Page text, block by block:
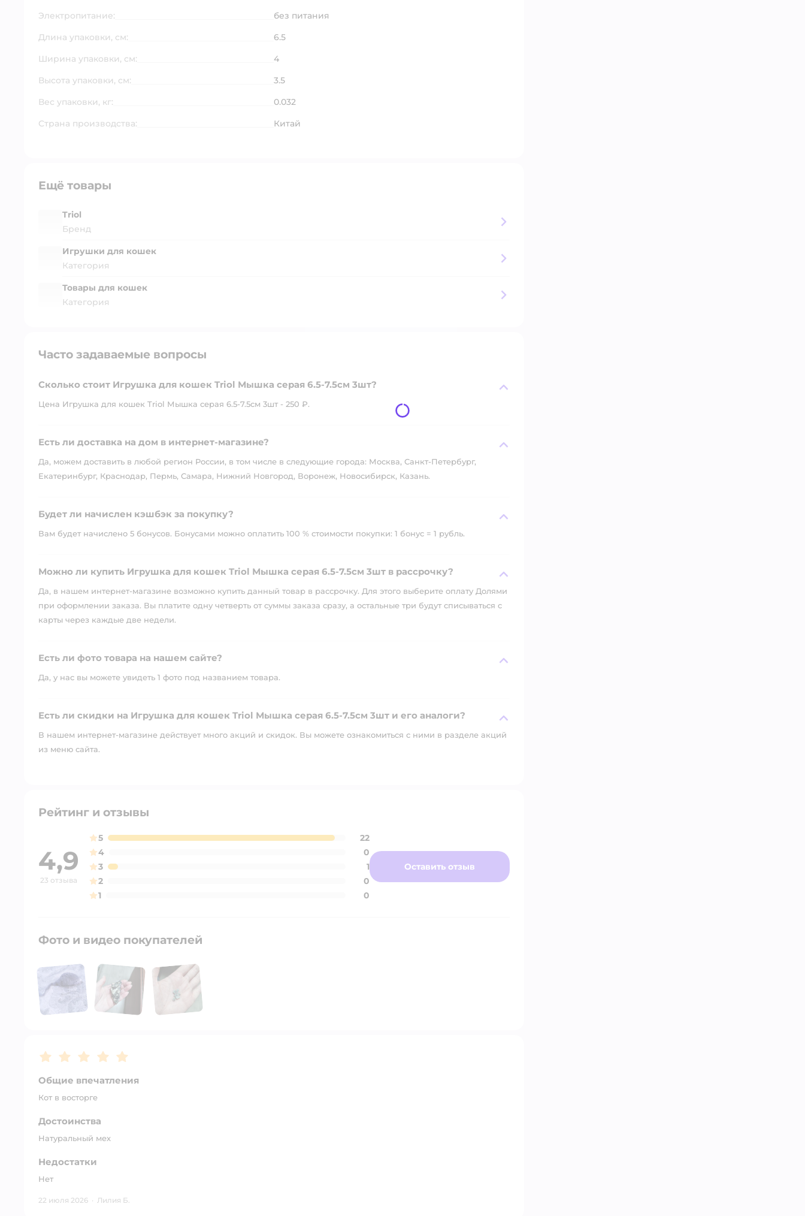
Электропитание:
без питания
Длина упаковки, см:
6.5
Ширина упаковки, см:
4
Высота упаковки, см:
3.5
Вес упаковки, кг:
0.032
Страна производства:
Китай
Ещё товары
Triol
Бренд
Игрушки для кошек
Категория
Товары для кошек
Категория
Часто задаваемые вопросы
Сколько стоит Игрушка для кошек Triol Мышка серая 6.5-7.5см 3шт?
Цена Игрушка для кошек Triol Мышка серая 6.5-7.5см 3шт - 250 ₽.
Есть ли доставка на дом в интернет-магазине?
Да, можем доставить в любой регион России, в том числе в следующие города: Москва, Санкт-Петербург,
Екатеринбург, Краснодар, Пермь, Самара, Нижний Новгород, Воронеж, Новосибирск, Казань.
Будет ли начислен кэшбэк за покупку?
Вам будет начислено 5 бонусов. Бонусами можно оплатить 100 % стоимости покупки: 1 бонус = 1 рубль.
Можно ли купить Игрушка для кошек Triol Мышка серая 6.5-7.5см 3шт в рассрочку?
Да, в нашем интернет-магазине возможно купить данный товар в рассрочку. Для этого выберите оплату Долями
при оформлении заказа. Вы платите одну четверть от суммы заказа сразу, а остальные три будут списываться с
карты через каждые две недели.
Есть ли фото товара на нашем сайте?
Да, у нас вы можете увидеть 1 фото под названием товара.
Есть ли скидки на Игрушка для кошек Triol Мышка серая 6.5-7.5см 3шт и его аналоги?
В нашем интернет-магазине действует много акций и скидок. Вы можете ознакомиться с ними в разделе акций
из меню сайта.
Рейтинг и отзывы
4,9
23 отзыва
5
22
4
0
3
1
2
0
1
0
Оставить отзыв
Фото и видео покупателей
Рейтинг:5
Общие впечатления
Кот в восторге
Достоинства
Натуральный мех
Недостатки
Нет
22 июля 2026 · Лилия Б.